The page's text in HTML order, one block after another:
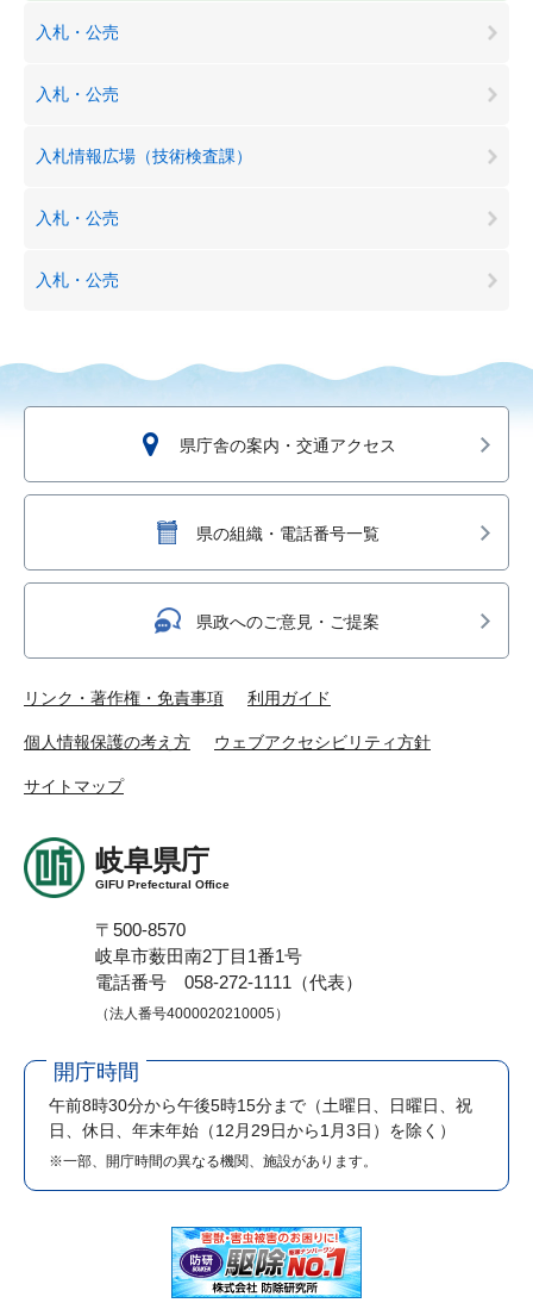
入札・公売
入札・公売
入札情報広場（技術検査課）
入札・公売
入札・公売
県庁舎の案内・交通アクセス
県の組織・電話番号一覧
県政へのご意見・ご提案
リンク・著作権・免責事項 利用ガイド
個人情報保護の考え方 ウェブアクセシビリティ方針
サイトマップ
岐阜県庁
GIFU Prefectural Office
〒500-8570
岐阜市薮田南2丁目1番1号
電話番号 058-272-1111（代表）
（法人番号4000020210005）
開庁時間
午前8時30分から午後5時15分まで （土曜日、日曜日、祝
日、休日、年末年始（12月29日から1月3日）を除く）
※一部、開庁時間の異なる機関、施設があります。